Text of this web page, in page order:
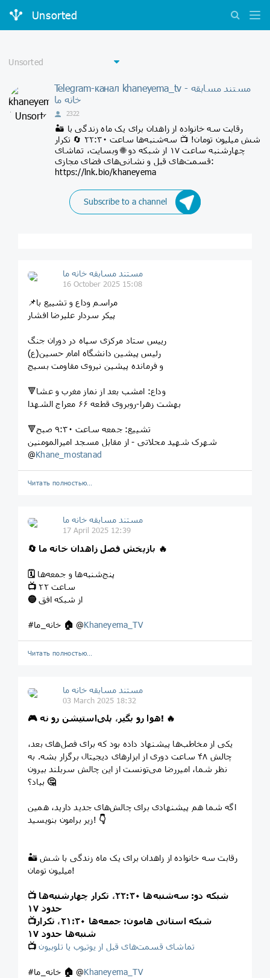
Unsorted
Telegram-канал khaneyema_tv - مستند مسابقه
خانه ما
2322
🏜 رقابت سه خانواده از زاهدان برای یک ماه زندگی با
شش میلیون تومان! 📺 سه‌شنبه‌ها ساعت ۲۲:۳۰ 🔄 تکرار
چهارشنبه ساعت ۱۷ از شبکه دو 🌐 وبسایت، تماشای
قسمت‌های قبل و نشانی‌های فضای مجازی:
https://lnk.bio/khaneyema
Subscribe to a channel
مستند مسابقه خانه ما
16 October 2025 15:08
📌مراسم وداع و تشییع با
پیکر سردار علیرضا افشار
رییس ستاد مرکزی سپاه در دوران جنگ
رئیس پیشین دانشگاه امام حسین(ع)
و فرمانده پیشین نیروی مقاومت بسیج
🔻وداع: امشب بعد از نماز مغرب و عشا
بهشت زهرا-روبروی قطعه ۶۶ معراج الشهدا
🔻تشییع: جمعه ساعت ۹:۳۰ صبح
شهرک شهید محلاتی - از مقابل مسجد امیرالمومنین
@Khane_mostanad
Читать полностью…
مستند مسابقه خانه ما
17 April 2025 12:39
🔄 بازپخش فصل زاهدان خانه ما 🔥
🗓 پنج‌شنبه‌ها و جمعه‌ها
📺
ساعت ۲۲
🔵 از شبکه افق
🏠 @Khaneyema_TV
Читать полностью…
مستند مسابقه خانه ما
03 March 2025 18:32
🎮 هوا رو بگیر، پلی‌استیشن رو نه! 🔥
یکی از مخاطب‌ها پیشنهاد داده بود که برای فصل‌های بعد،
چالش ۴۸ ساعت دوری از ابزارهای دیجیتال برگزار بشه. به
نظر شما، امیررضا می‌تونست از این چالش سربلند بیرون
بیاد؟🤔
اگه شما هم پیشنهادی برای چالش‌های جدید دارید، همین
زیر برامون بنویسید! 👇
🏜 رقابت سه خانواده از زاهدان برای یک ماه زندگی با شش
میلیون تومان!
📺
حدود ۱۷
📺شبکه استانی هامون: جمعه‌ها ۲۱:۳۰، تکرار
شنبه‌ها حدود ۱۷
📺 تماشای قسمت‌های قبل از یوتیوب یا تلوبیون
🏠 @Khaneyema_TV